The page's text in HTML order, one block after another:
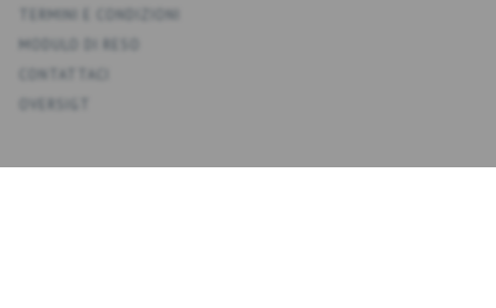
TERMINI E CONDIZIONI
MODULO DI RESO